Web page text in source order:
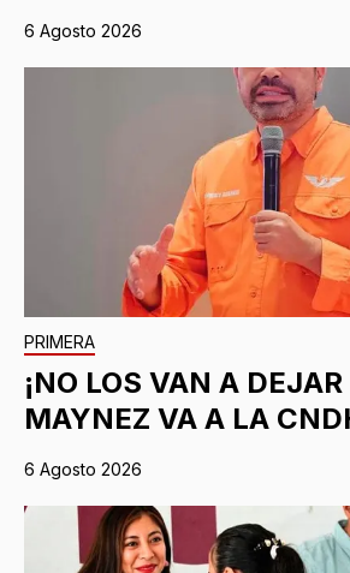
6 Agosto 2026
PRIMERA
¡NO LOS VAN A
MAYNEZ VA A LA
6 Agosto 2026